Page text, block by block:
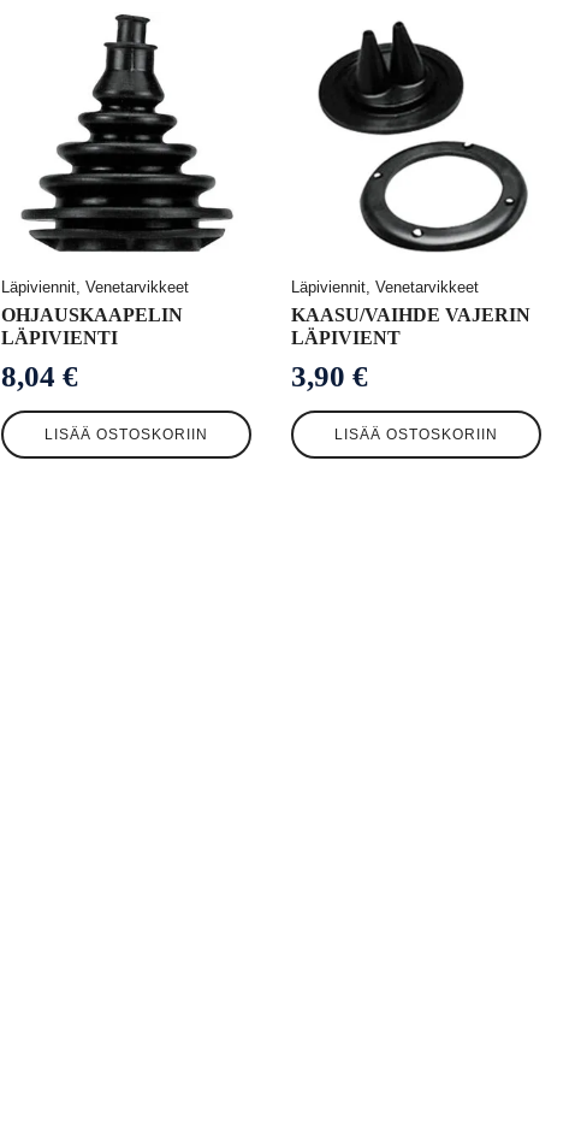
Läpiviennit, Venetarvikkeet
OHJAUSKAAPELIN
LÄPIVIENTI
8,04 €
LISÄÄ OSTOSKORIIN
Läpiviennit, Venetarvikkeet
KAASU/VAIHDE VAJERIN
LÄPIVIENT
3,90€
LISÄÄ OSTOSKORIIN